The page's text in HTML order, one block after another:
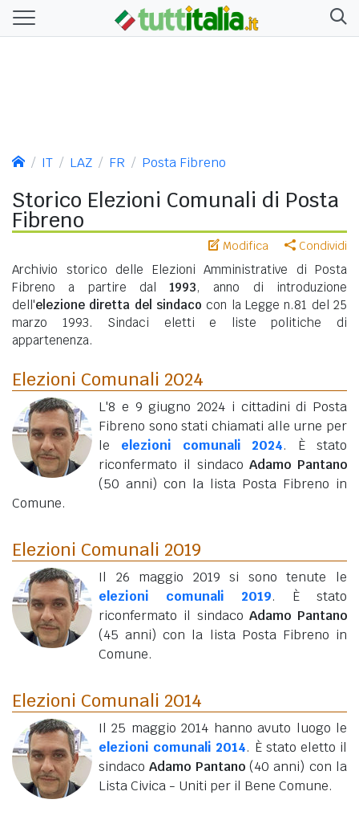
IT LAZ FR Posta Fibreno
Storico Elezioni Comunali di Posta
Fibreno
Modifica Condividi
Archivio storico delle Elezioni Amministrative di Posta
Fibreno a partire dal1993, anno di introduzione
dell'elezione diretta del sindaco con la Legge n.81 del 25
marzo 1993. Sindaci eletti e liste politiche di
appartenenza.
Elezioni Comunali 2024
L'8 e 9 giugno 2024 i cittadini di Posta
Fibreno sono stati chiamati alle urne per
le elezioni comunali 2024. È stato
riconfermato il sindacoAdamo Pantano
(50 anni) con la lista Posta Fibreno in
Comune.
Elezioni Comunali 2019
Il 26 maggio 2019 si sono tenute le
elezioni comunali 2019. È stato
riconfermato il sindacoAdamo Pantano
(45 anni) con la lista Posta Fibreno in
Comune.
Elezioni Comunali 2014
Il 25 maggio 2014 hanno avuto luogo le
elezioni comunali 2014. È stato eletto il
sindacoAdamo Pantano (40 anni) con la
Lista Civica - Uniti per il Bene Comune.